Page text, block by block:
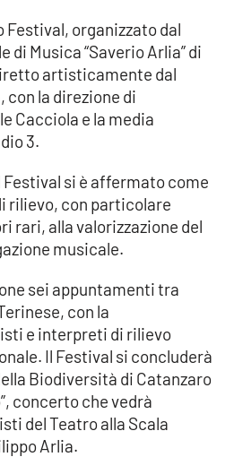
Grippo
Festival, organizzato dal
Musica “Saverio Arlia” di
artisticamente dal
la direzione di
Cacciola e la media
3.
Festival si è affermato come
rilievo, con particolare
rari, alla valorizzazione del
musicale.
sei appuntamenti tra
con la
e interpreti di rilievo
Il Festival si concluderà
Biodiversità di Catanzaro
concerto che vedrà
del Teatro alla Scala
Arlia.